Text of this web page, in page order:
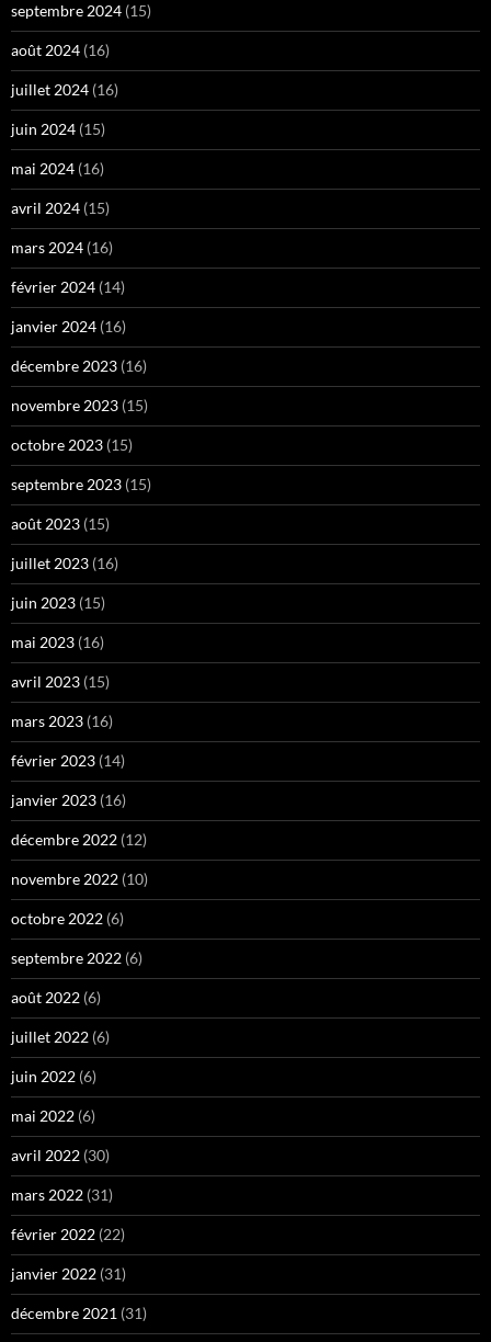
septembre 2024 (15)
août 2024 (16)
juillet 2024 (16)
juin 2024 (15)
mai 2024 (16)
avril 2024 (15)
mars 2024 (16)
février 2024 (14)
janvier 2024 (16)
décembre 2023 (16)
novembre 2023 (15)
octobre 2023 (15)
septembre 2023 (15)
août 2023 (15)
juillet 2023 (16)
juin 2023 (15)
mai 2023 (16)
avril 2023 (15)
mars 2023 (16)
février 2023 (14)
janvier 2023 (16)
décembre 2022 (12)
novembre 2022 (10)
octobre 2022 (6)
septembre 2022 (6)
août 2022 (6)
juillet 2022 (6)
juin 2022 (6)
mai 2022 (6)
avril 2022 (30)
mars 2022 (31)
février 2022 (22)
janvier 2022 (31)
décembre 2021 (31)